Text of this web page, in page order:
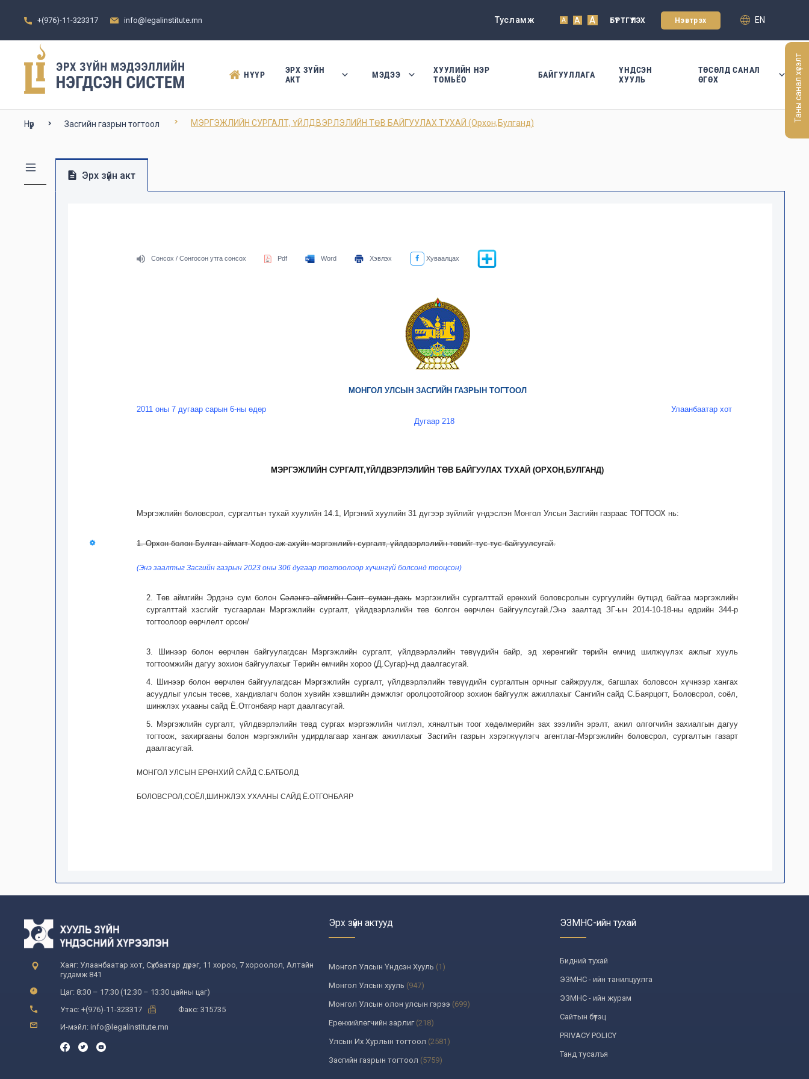
+(976)-11-323317 info@legalinstitute.mn Тусламж A A A БҮРТГҮҮЛЭХ Нэвтрэх EN
НҮҮР
ЭРХ ЗҮЙН
АКТ
МЭДЭЭ
ХУУЛИЙН НЭР
ТОМЬЁО
БАЙГУУЛЛАГА
ҮНДСЭН
ХУУЛЬ
ТӨСӨЛД САНАЛ
ӨГӨХ
Нүүр Засгийн газрын тогтоол МЭРГЭЖЛИЙН СУРГАЛТ, ҮЙЛДВЭРЛЭЛИЙН ТӨВ БАЙГУУЛАХ ТУХАЙ (Орхон,Булганд)
Эрх зүйн акт
Сонсох / Сонгосон утга сонсох Pdf Word Хэвлэх Хуваалцах
МОНГОЛ УЛСЫН ЗАСГИЙН ГАЗРЫН ТОГТООЛ
2011 оны 7 дугаар сарын 6-ны өдөр
Дугаар 218
Улаанбаатар хот
МЭРГЭЖЛИЙН СУРГАЛТ,ҮЙЛДВЭРЛЭЛИЙН ТӨВ БАЙГУУЛАХ ТУХАЙ (ОРХОН,БУЛГАНД)
Мэргэжлийн боловсрол, сургалтын тухай хуулийн 14.1, Иргэний хуулийн 31 дүгээр зүйлийг үндэслэн Монгол Улсын Засгийн газраас ТОГТООХ нь:
1. Орхон болон Булган аймагт Хөдөө аж ахуйн мэргэжлийн сургалт, үйлдвэрлэлийн төвийг тус тус байгуулсугай.
(Энэ заалтыг Засгийн газрын 2023 оны 306 дугаар тогтоолоор хүчингүй болсонд тооцсон)
2. Төв аймгийн Эрдэнэ сум болонСэлэнгэ аймгийн Сант суман дахьмэргэжлийн сургалттай ерөнхий боловсролын сургуулийн бүтцэд байгаа мэргэжлийн
сургалттай хэсгийг тусгаарлан Мэргэжлийн сургалт, үйлдвэрлэлийн төв болгон өөрчлөн байгуулсугай./Энэ заалтад ЗГ-ын 2014-10-18-ны өдрийн 344-р
тогтоолоор өөрчлөлт орсон/
3. Шинээр болон өөрчлөн байгуулагдсан Мэргэжлийн сургалт, үйлдвэрлэлийн төвүүдийн байр, эд хөрөнгийг төрийн өмчид шилжүүлэх ажлыг хууль
тогтоомжийн дагуу зохион байгуулахыг Төрийн өмчийн хороо (Д.Сугар)-нд даалгасугай.
4. Шинээр болон өөрчлөн байгуулагдсан Мэргэжлийн сургалт, үйлдвэрлэлийн төвүүдийн сургалтын орчныг сайжруулж, багшлах боловсон хүчнээр хангах
асуудлыг улсын төсөв, хандивлагч болон хувийн хэвшлийн дэмжлэг оролцоотойгоор зохион байгуулж ажиллахыг Сангийн сайд С.Баярцогт, Боловсрол, соёл,
шинжлэх ухааны сайд Ё.Отгонбаяр нарт даалгасугай.
5. Мэргэжлийн сургалт, үйлдвэрлэлийн төвд сургах мэргэжлийн чиглэл, хяналтын тоог хөдөлмөрийн зах зээлийн эрэлт, ажил олгогчийн захиалгын дагуу
тогтоож, захиргааны болон мэргэжлийн удирдлагаар хангаж ажиллахыг Засгийн газрын хэрэгжүүлэгч агентлаг-Мэргэжлийн боловсрол, сургалтын газарт
даалгасугай.
МОНГОЛ УЛСЫН ЕРӨНХИЙ САЙД С.БАТБОЛД
БОЛОВСРОЛ,СОЁЛ,ШИНЖЛЭХ УХААНЫ САЙД Ё.ОТГОНБАЯР
Хаяг: Улаанбаатар хот, Сүхбаатар дүүрэг, 11 хороо, 7 хороолол, Алтайн
гудамж 841
Цаг: 8:30 – 17:30 (12:30 – 13:30 цайны цаг)
Утас: +(976)-11-323317
Факс: 315735
И-мэйл: info@legalinstitute.mn
Эрх зүйн актууд
Монгол Улсын Үндсэн Хууль (1)
Монгол Улсын хууль (947)
Монгол Улсын олон улсын гэрээ (699)
Ерөнхийлөгчийн зарлиг(218)
Улсын Их Хурлын тогтоол (2581)
Засгийн газрын тогтоол (5759)
ЭЗМНС-ийн тухай
Бидний тухай
ЭЗМНС - ийн танилцуулга
ЭЗМНС - ийн журам
Сайтын бүтэц
PRIVACY POLICY
Танд тусалъя
Таны санал хүсэлт